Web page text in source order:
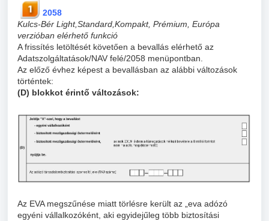
2058
Kulcs-Bér Light,Standard,Kompakt, Prémium, Európa
verzióban elérhető funkció
A frissítés letöltését követően a bevallás elérhető az
Adatszolgáltatások/NAV felé/2058 menüpontban.
Az előző évhez képest a bevallásban az alábbi változások
történtek:
(D) blokkot érintő változások:
Az EVA megszűnése miatt törlésre került az „eva adózó
egyéni vállalkozóként, aki egyidejűleg több biztosítási